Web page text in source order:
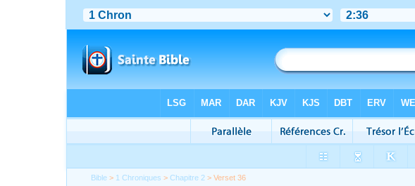
Bible > 1 Chroniques >Chapitre 2 > Verset 36